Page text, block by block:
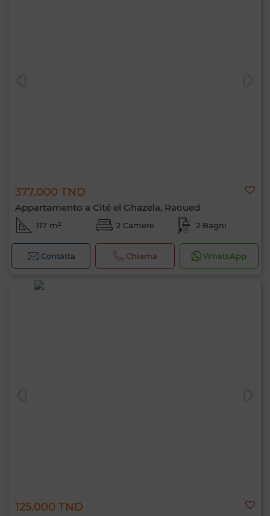
377.000 TND
Appartamento a Cité el Ghazela, Raoued
117 m² 2 Camere 2 Bagni
Contatta Chiama WhatsApp
125.000 TND